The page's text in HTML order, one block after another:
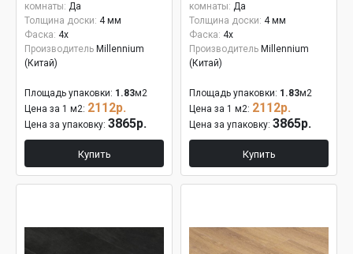
комнаты: Да
Толщина доски: 4 мм
Фаска: 4x
Производитель Millennium
(Китай)
Площадь упаковки: 1.83м2
Цена за 1 м2: 2112р.
Цена за упаковку: 3865р.
Купить
комнаты: Да
Толщина доски: 4 мм
Фаска: 4x
Производитель Millennium
(Китай)
Площадь упаковки: 1.83м2
Цена за 1 м2: 2112р.
Цена за упаковку: 3865р.
Купить